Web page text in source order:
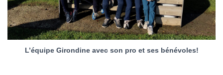
L’équipe Girondine avec son pro et ses bénévoles!